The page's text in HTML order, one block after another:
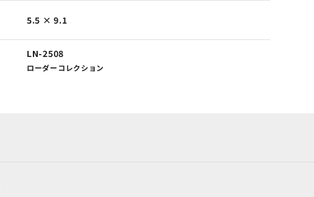
5.5 × 9.1
LN-2508
ローダーコレクション